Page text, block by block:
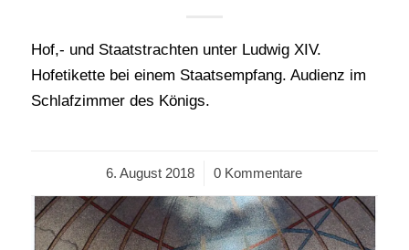
Hof,- und Staatstrachten unter Ludwig XIV.
Hofetikette bei einem Staatsempfang. Audienz im
Schlafzimmer des Königs.
6. August 2018
/ 0 Kommentare